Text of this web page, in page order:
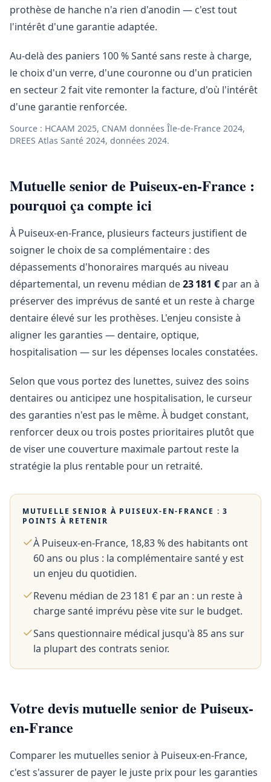
prothèse de hanche n'a rien d'anodin — c'est tout
l'intérêt d'une garantie adaptée.
Au-delà des paniers 100 % Santé sans reste à charge,
le choix d'un verre, d'une couronne ou d'un praticien
en secteur 2 fait vite remonter la facture, d'où l'intérêt
d'une garantie renforcée.
Source : HCAAM 2025, CNAM données Île-de-France 2024,
DREES Atlas Santé 2024, données 2024.
Mutuelle senior de Puiseux-en-France :
pourquoi ça compte ici
À Puiseux-en-France, plusieurs facteurs justifient de
soigner le choix de sa complémentaire : des
dépassements d'honoraires marqués au niveau
départemental, un revenu médian de23 181 € par an à
préserver des imprévus de santé et un reste à charge
dentaire élevé sur les prothèses. L'enjeu consiste à
aligner les garanties — dentaire, optique,
hospitalisation — sur les dépenses locales constatées.
Selon que vous portez des lunettes, suivez des soins
dentaires ou anticipez une hospitalisation, le curseur
des garanties n'est pas le même. À budget constant,
renforcer deux ou trois postes prioritaires plutôt que
de viser une couverture maximale partout reste la
stratégie la plus rentable pour un retraité.
MUTUELLE SENIOR À PUISEUX-EN-FRANCE : 3
POINTS À RETENIR
À Puiseux-en-France, 18,83 % des habitants ont
60 ans ou plus : la complémentaire santé y est
un enjeu du quotidien.
Revenu médian de 23 181 € par an : un reste à
charge santé imprévu pèse vite sur le budget.
Sans questionnaire médical jusqu'à 85 ans sur
la plupart des contrats senior.
Votre devis mutuelle senior de Puiseux-
en-France
Comparer les mutuelles senior à Puiseux-en-France,
c'est s'assurer de payer le juste prix pour les garanties